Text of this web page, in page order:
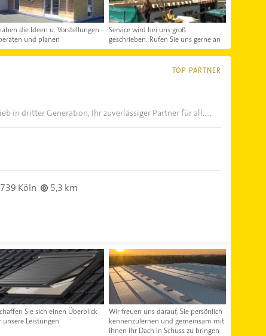
die Ideen u. Vorstellungen -
und planen
Service wird bei uns groß
geschrieben. Rufen Sie uns gerne an
TOP PARTNER
in dritter Generation, Ihr zuverlässiger Partner für all.....
Köln
5,3 km
Sie sich einen Überblick
unsere Leistungen
Wir freuen uns darauf, Sie persönlich
kennenzulernen und gemeinsam mit
Ihnen Ihr Dach in Schuss zu bringen